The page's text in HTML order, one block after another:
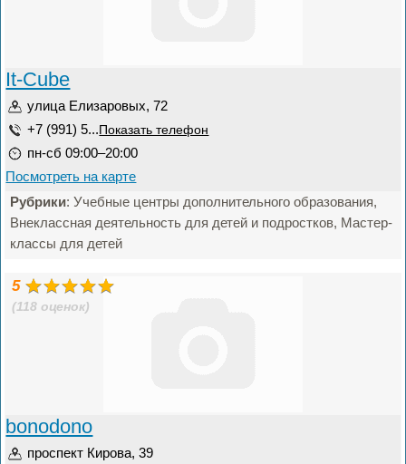
It-Cube
улица Елизаровых, 72
+7 (991) 5... Показать телефон
пн-сб 09:00–20:00
Посмотреть на карте
Рубрики: Учебные центры дополнительного образования,
Внеклассная деятельность для детей и подростков, Мастер-
классы для детей
5
(118 оценок)
bonodono
проспект Кирова, 39